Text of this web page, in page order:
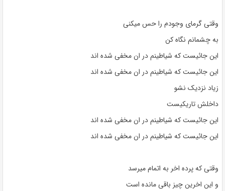
وقتی گرمای وجودم را حس میکنی
به چشمانم نگاه کن
این جائیست که شیاطینم در ان مخفی شده اند
این جائیست که شیاطینم در ان مخفی شده اند
زیاد نزدیک نشو
داخلش تاریکیست
این جائیست که شیاطینم در ان مخفی شده اند
این جائیست که شیاطینم در ان مخفی شده اند
وقتی که پرده اخر به اتمام میرسد
و این اخرین چیز باقی مانده است